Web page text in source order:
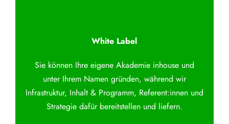
White Label
Sie können Ihre eigene Akademie inhouse und
unter Ihrem Namen gründen, während wir
Infrastruktur, Inhalt & Programm, Referent:innen und
Strategie dafür bereitstellen und liefern.